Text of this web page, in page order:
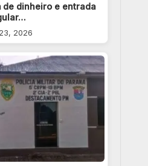
de dinheiro e entrada
2026